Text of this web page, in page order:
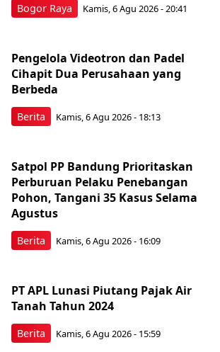
Bogor Raya Kamis, 6 Agu 2026 - 20:41
Berita
Pengelola Videotron dan Padel
Cihapit Dua Perusahaan yang
Berbeda
Kamis, 6 Agu 2026 - 18:13
Berita
Satpol PP Bandung Prioritaskan
Perburuan Pelaku Penebangan
Pohon, Tangani 35 Kasus Selama
Agustus
Kamis, 6 Agu 2026 - 16:09
Berita
PT APL Lunasi Piutang Pajak Air
Tanah Tahun 2024
Kamis, 6 Agu 2026 - 15:59